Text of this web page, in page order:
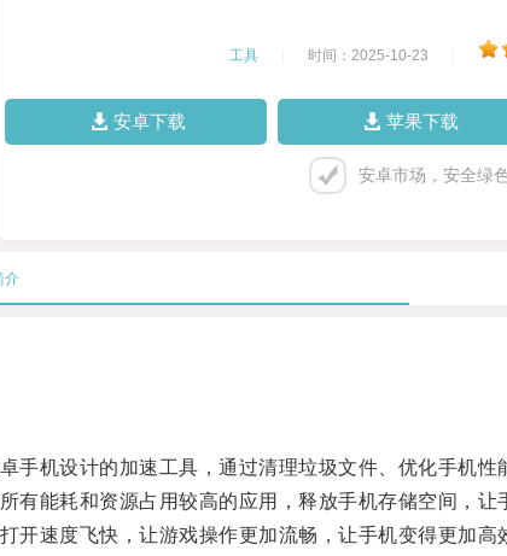
工具 时间：2025-10-23
安卓下载 苹果下载
安卓市场，安全绿色
介
机设计的加速工具，通过清理垃圾文件、优化手机性
能耗和资源占用较高的应用，释放手机存储空间，让
速度飞快，让游戏操作更加流畅，让手机变得更加高